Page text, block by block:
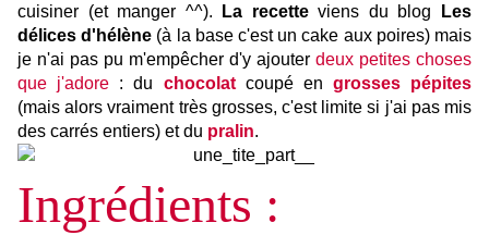
cuisiner (et manger ^^).
La recetteviens du blog
Les
délices d'hélène (à la base c'est un cake aux poires) mais
je n'ai pas pu m'empêcher d'y ajouter deux petites choses
que j'adore : du chocolatcoupé en grosses pépites
(mais alors vraiment très grosses, c'est limite si j'ai pas mis
des carrés entiers) et du pralin.
Ingrédients :